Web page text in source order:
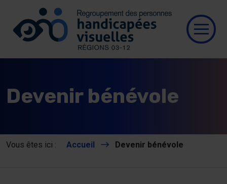
Se connecter
Aller au contenu
Allez à la page d’accueil
Devenir bénévole
Vous êtes ici : Accueil Devenir bénévole